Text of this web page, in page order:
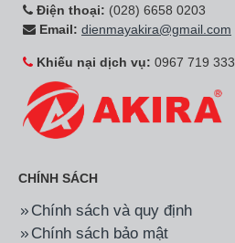
Điện thoại: (028) 6658 0203
Email: dienmayakira@gmail.com
Khiếu nại dịch vụ: 0967 719 333
CHÍNH SÁCH
Chính sách và quy định
Chính sách bảo mật